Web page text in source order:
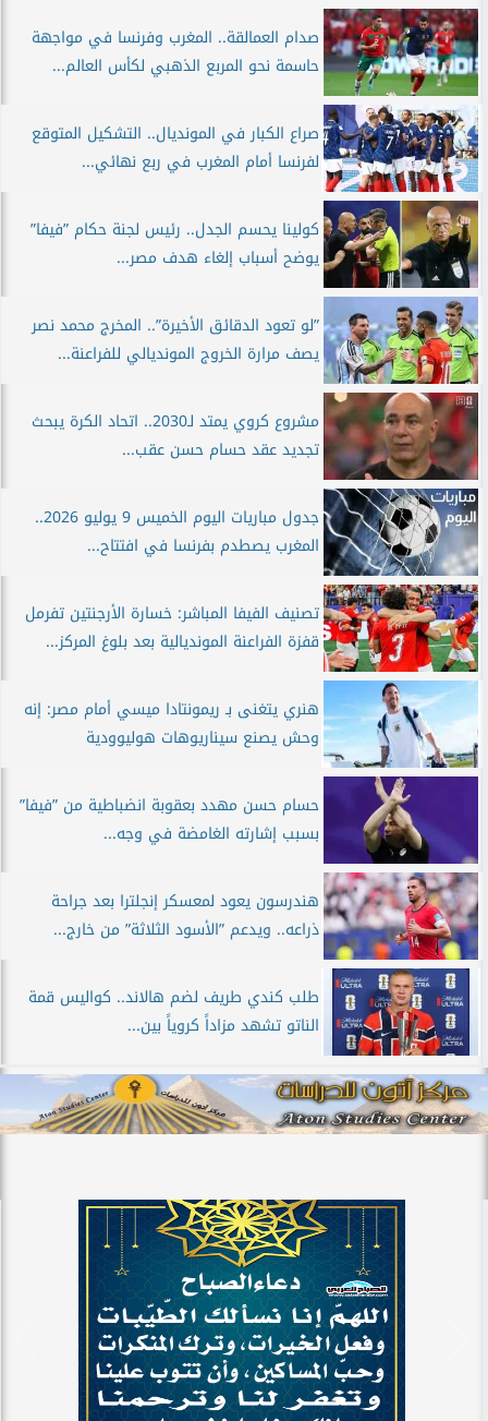
صدام العمالقة.. المغرب وفرنسا في مواجهة
حاسمة نحو المربع الذهبي لكأس العالم...
صراع الكبار في المونديال.. التشكيل المتوقع
لفرنسا أمام المغرب في ربع نهائي...
كولينا يحسم الجدل.. رئيس لجنة حكام ”فيفا”
يوضح أسباب إلغاء هدف مصر...
”لو تعود الدقائق الأخيرة”.. المخرج محمد نصر
يصف مرارة الخروج المونديالي للفراعنة...
مشروع كروي يمتد لـ2030.. اتحاد الكرة يبحث
تجديد عقد حسام حسن عقب...
جدول مباريات اليوم الخميس 9 يوليو 2026..
المغرب يصطدم بفرنسا في افتتاح...
تصنيف الفيفا المباشر: خسارة الأرجنتين تفرمل
قفزة الفراعنة المونديالية بعد بلوغ المركز...
هنري يتغنى بـ ريمونتادا ميسي أمام مصر: إنه
وحش يصنع سيناريوهات هوليوودية
حسام حسن مهدد بعقوبة انضباطية من ”فيفا”
بسبب إشارته الغامضة في وجه...
هندرسون يعود لمعسكر إنجلترا بعد جراحة
ذراعه.. ويدعم ”الأسود الثلاثة” من خارج...
طلب كندي طريف لضم هالاند.. كواليس قمة
الناتو تشهد مزاداً كروياً بين...